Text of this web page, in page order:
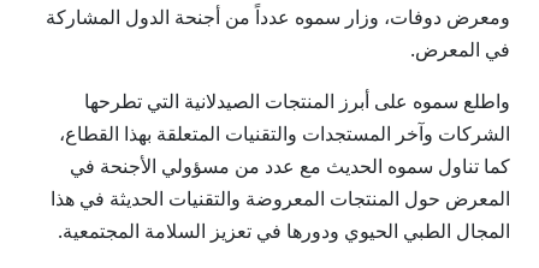
ومعرض دوفات، وزار سموه عدداً من أجنحة الدول المشاركة
في المعرض.
واطلع سموه على أبرز المنتجات الصيدلانية التي تطرحها
الشركات وآخر المستجدات والتقنيات المتعلقة بهذا القطاع،
كما تناول سموه الحديث مع عدد من مسؤولي الأجنحة في
المعرض حول المنتجات المعروضة والتقنيات الحديثة في هذا
المجال الطبي الحيوي ودورها في تعزيز السلامة المجتمعية.